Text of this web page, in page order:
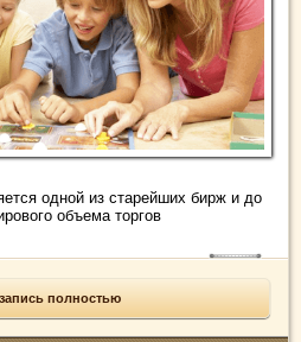
одной из старейших бирж и до
объема торгов
полностью